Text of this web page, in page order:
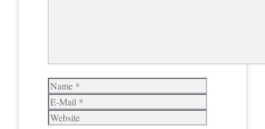
Name
E-
Mail
Website